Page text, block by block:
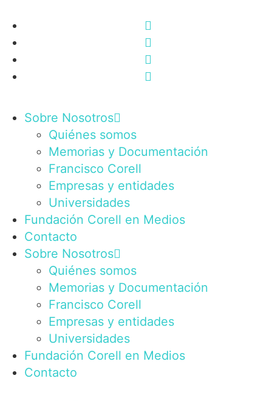
Sobre Nosotros
Quiénes somos
Memorias y Documentación
Francisco Corell
Empresas y entidades
Universidades
Fundación Corell en Medios
Contacto
Sobre Nosotros
Quiénes somos
Memorias y Documentación
Francisco Corell
Empresas y entidades
Universidades
Fundación Corell en Medios
Contacto